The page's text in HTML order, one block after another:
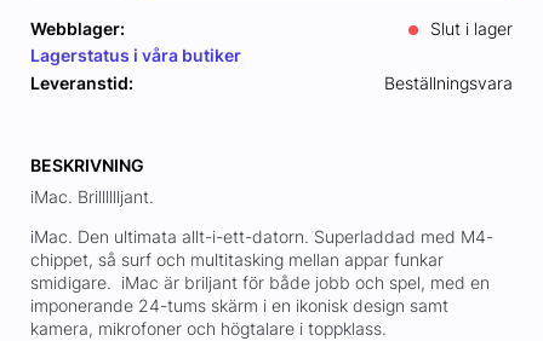
Webblager:
Slut i lager
Lagerstatus i våra butiker
Leveranstid:
Beställningsvara
BESKRIVNING
iMac. Brilllllljant.
iMac. Den ultimata allt-i-ett-datorn. Superladdad med M4-
chippet, så surf och multitasking mellan appar funkar
smidigare. iMac är briljant för både jobb och spel, med en
imponerande 24-tums skärm i en ikonisk design samt
kamera, mikrofoner och högtalare i toppklass.